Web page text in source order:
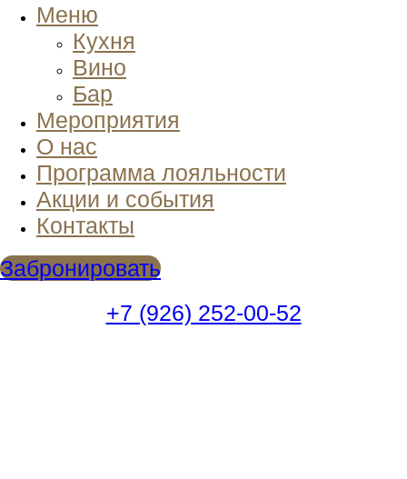
Меню
Кухня
Вино
Бар
Мероприятия
О нас
Программа лояльности
Акции и события
Контакты
Забронировать
+7 (926) 252-00-52